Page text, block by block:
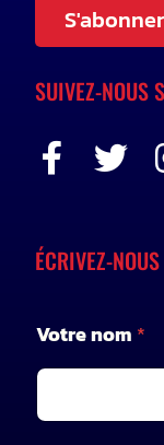
S'abonner
SUIVEZ-NOUS
ÉCRIVEZ-NOUS
Votre nom *